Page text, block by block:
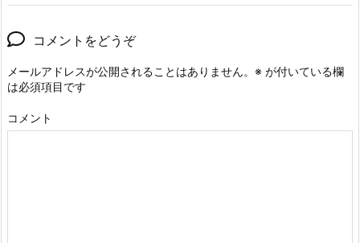
コメントをどうぞ
メールアドレスが公開されることはありません。 ※ が付いている欄
は必須項目です
コメント